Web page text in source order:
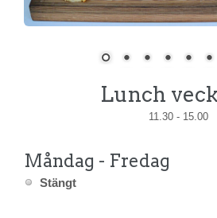
Lunch
11.30 - 15.00
Måndag - Fredag
Stängt